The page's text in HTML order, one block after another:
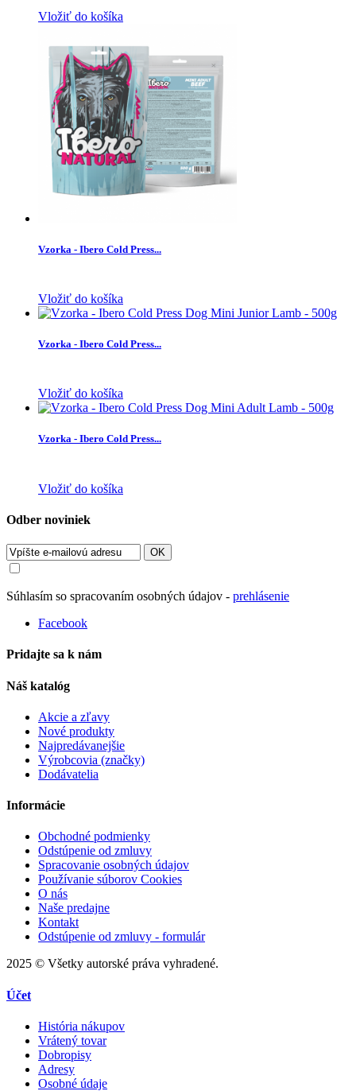
Vložiť do košíka
Vzorka - Ibero Cold Press...
Vložiť do košíka
Vzorka - Ibero Cold Press...
Vložiť do košíka
Vzorka - Ibero Cold Press...
Vložiť do košíka
Odber noviniek
OK
Súhlasím so spracovaním osobných údajov - prehlásenie
Facebook
Pridajte sa k nám
Náš katalóg
Akcie a zľavy
Nové produkty
Najpredávanejšie
Výrobcovia (značky)
Dodávatelia
Informácie
Obchodné podmienky
Odstúpenie od zmluvy
Spracovanie osobných údajov
Používanie súborov Cookies
O nás
Naše predajne
Kontakt
Odstúpenie od zmluvy - formulár
2025 © Všetky autorské práva vyhradené.
Účet
História nákupov
Vrátený tovar
Dobropisy
Adresy
Osobné údaje